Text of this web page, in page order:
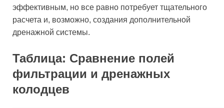
эффективным, но все равно потребует тщательного
расчета и, возможно, создания дополнительной
дренажной системы.
Таблица: Сравнение полей
фильтрации и дренажных
колодцев